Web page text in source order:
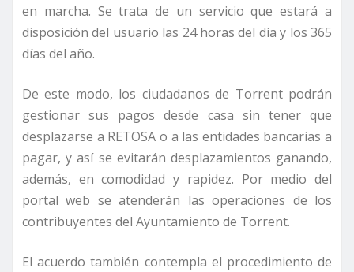
en marcha. Se trata de un servicio que estará a
disposición del usuario las 24 horas del día y los 365
días del año.
De este modo, los ciudadanos de Torrent podrán
gestionar sus pagos desde casa sin tener que
desplazarse a RETOSA o a las entidades bancarias a
pagar, y así se evitarán desplazamientos ganando,
además, en comodidad y rapidez. Por medio del
portal web se atenderán las operaciones de los
contribuyentes del Ayuntamiento de Torrent.
El acuerdo también contempla el procedimiento de